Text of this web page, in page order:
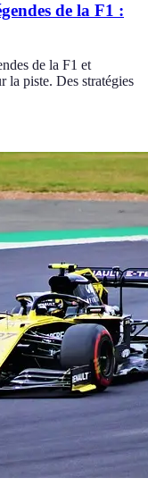
de la F1 :
de la F1 et
la piste. Des stratégies